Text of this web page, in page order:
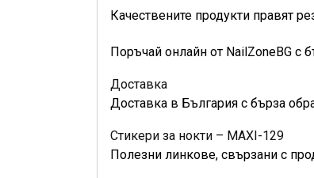
Качествените продукти правят
Поръчай онлайн от NailZoneBG с
Доставка
Доставка в България с бърза
Стикери за нокти – MAXI-129
Полезни линкове, свързани с